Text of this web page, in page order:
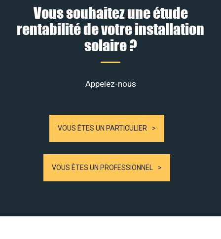
Vous souhaitez une étude
rentabilité de votre installation
solaire ?
Appelez-nous
VOUS ÊTES UN PARTICULIER
VOUS ÊTES UN PROFESSIONNEL